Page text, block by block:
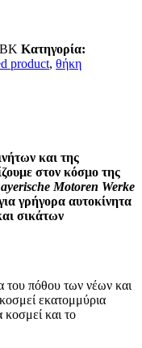
Κατηγορία:
product, θήκη
και της
στον κόσμο της
Motoren Werke
γρήγορα αυτοκίνητα
σικάτων
του πόθου των νέων και
εκατομμύρια
και το